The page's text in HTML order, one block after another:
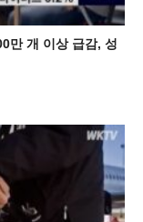
만 개 이상 급감, 성